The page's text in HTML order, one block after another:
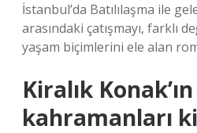
İstanbul’da Batılılaşma ile
arasındaki çatışmayı, farklı
yaşam biçimlerini ele alan
Kiralık Konak’ın
kahramanları